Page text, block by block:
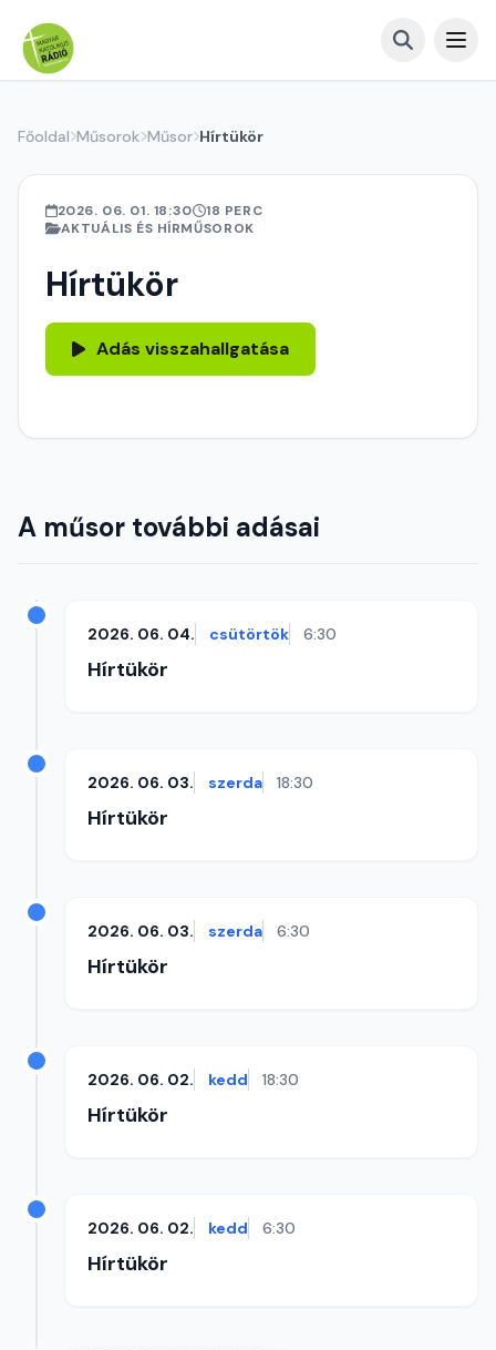
Főoldal Műsorok Műsor Hírtükör
2026. 06. 01. 18:30
18 PERC
AKTUÁLIS ÉS HÍRMŰSOROK
Hírtükör
Adás visszahallgatása
A műsor további adásai
2026. 06. 04. csütörtök 6:30
Hírtükör
2026. 06. 03. szerda 18:30
Hírtükör
2026. 06. 03. szerda 6:30
Hírtükör
2026. 06. 02. kedd 18:30
Hírtükör
2026. 06. 02. kedd 6:30
Hírtükör